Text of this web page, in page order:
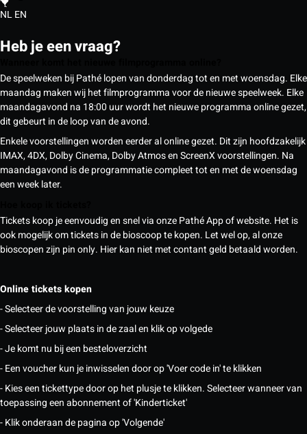
NLEN
Heb je een vraag?
De speelweken bij Pathé lopen van donderdag tot en met woensdag. Elke
maandag maken wij het filmprogramma voor de nieuwe speelweek. Elke
maandagavond na 18:00 uur wordt het nieuwe programma online gezet,
dit gebeurt in de loop van de avond.
Enkele voorstellingen worden eerder al online gezet. Dit zijn hoofdzakelijk
IMAX, 4DX, Dolby Cinema, Dolby Atmos en ScreenX voorstellingen. Na
maandagavond is de programmatie compleet tot en met de woensdag
een week later.
Tickets koop je eenvoudig en snel via onze Pathé App of website. Het is
ook mogelijk om tickets in de bioscoop te kopen. Let wel op, al onze
bioscopen zijn pin only. Hier kan niet met contant geld betaald worden.
Online tickets kopen
- Selecteer de voorstelling van jouw keuze
- Selecteer jouw plaats in de zaal en klik op volgede
- Je komt nu bij een besteloverzicht
- Een voucher kun je inwisselen door op 'Voer code in' te klikken
- Kies een tickettype door op het plusje te klikken. Selecteer wanneer van
toepassing een abonnement of 'Kinderticket'
- Klik onderaan de pagina op 'Volgende'